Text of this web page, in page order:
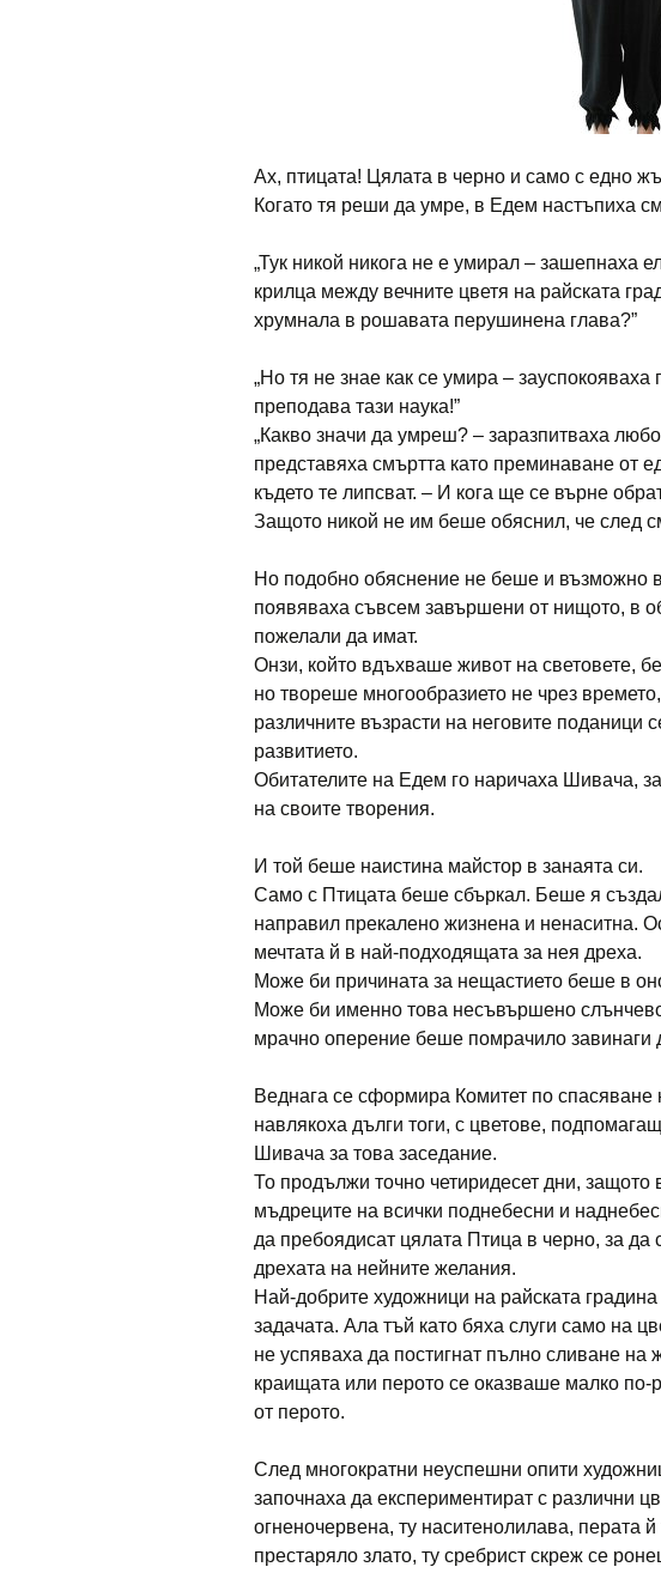
Ах, птицата! Цялата в черно и само с едно
Когато тя реши да умре, в Едем настъпиха
„Тук никой никога не е умирал – зашепнаха
крилца между вечните цветя на райската
хрумнала в рошавата перушинена глава?”
„Но тя не знае как се умира – зауспокояваха
преподава тази наука!”
„Какво значи да умреш? – заразпитваха
представяха смъртта като преминаване от
където те липсват. – И кога ще се върне
Защото никой не им беше обяснил, че след
Но подобно обяснение не беше и възможно
появяваха съвсем завършени от нищото, в
пожелали да имат.
Онзи, който вдъхваше живот на световете,
но твореше многообразието не чрез
различните възрасти на неговите поданици
развитието.
Обитателите на Едем го наричаха Шивача,
на своите творения.
И той беше наистина майстор в занаята си.
Само с Птицата беше сбъркал. Беше я
направил прекалено жизнена и ненаситна.
мечтата й в най-подходящата за нея дреха.
Може би причината за нещастието беше в
Може би именно това несъвършено
мрачно оперение беше помрачило завинаги
Веднага се сформира Комитет по
навлякоха дълги тоги, с цветове,
Шивача за това заседание.
То продължи точно четиридесет дни,
мъдреците на всички поднебесни и
да пребоядисат цялата Птица в черно, за
дрехата на нейните желания.
Най-добрите художници на райската
задачата. Ала тъй като бяха слуги само на
не успяваха да постигнат пълно сливане на
краищата или перото се оказваше малко по-
от перото.
След многократни неуспешни опити
започнаха да експериментират с различни
огненочервена, ту наситенолилава, перата й
престаряло злато, ту сребрист скреж се